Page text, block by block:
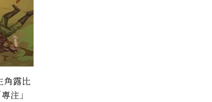
角露比
注」